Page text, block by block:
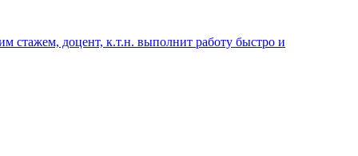
стажем, доцент, к.т.н. выполнит работу быстро и